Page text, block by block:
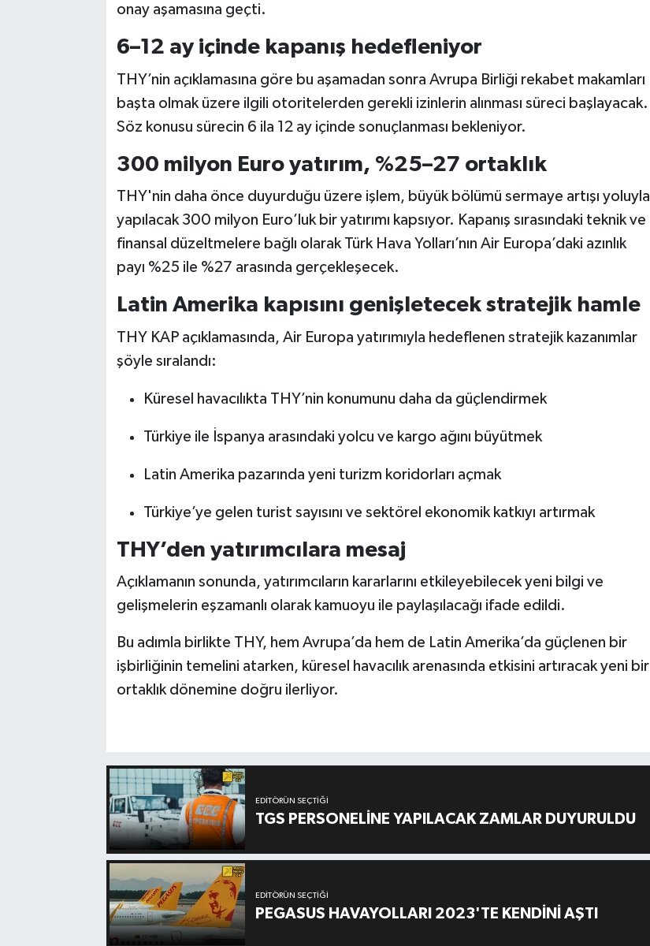
onay aşamasına geçti.
6–12 ay içinde kapanış hedefleniyor
THY’nin açıklamasına göre bu aşamadan sonra Avrupa Birliği rekabet makamları
başta olmak üzere ilgili otoritelerden gerekli izinlerin alınması süreci başlayacak.
Söz konusu sürecin 6 ila 12 ay içinde sonuçlanması bekleniyor.
300 milyon Euro yatırım, %25–27 ortaklık
THY'nin daha önce duyurduğu üzere işlem, büyük bölümü sermaye artışı yoluyla
yapılacak 300 milyon Euro’luk bir yatırımı kapsıyor. Kapanış sırasındaki teknik ve
finansal düzeltmelere bağlı olarak Türk Hava Yolları’nın Air Europa’daki azınlık
payı %25 ile %27 arasında gerçekleşecek.
Latin Amerika kapısını genişletecek stratejik hamle
THY KAP açıklamasında, Air Europa yatırımıyla hedeflenen stratejik kazanımlar
şöyle sıralandı:
Küresel havacılıkta THY’nin konumunu daha da güçlendirmek
Türkiye ile İspanya arasındaki yolcu ve kargo ağını büyütmek
Latin Amerika pazarında yeni turizm koridorları açmak
Türkiye’ye gelen turist sayısını ve sektörel ekonomik katkıyı artırmak
THY’den yatırımcılara mesaj
Açıklamanın sonunda, yatırımcıların kararlarını etkileyebilecek yeni bilgi ve
gelişmelerin eşzamanlı olarak kamuoyu ile paylaşılacağı ifade edildi.
Bu adımla birlikte THY, hem Avrupa’da hem de Latin Amerika’da güçlenen bir
işbirliğinin temelini atarken, küresel havacılık arenasında etkisini artıracak yeni bir
ortaklık dönemine doğru ilerliyor.
EDITÖRÜN SEÇTIĞI
TGS PERSONELİNE YAPILACAK ZAMLAR DUYURULDU
EDITÖRÜN SEÇTIĞI
PEGASUS HAVAYOLLARI 2023'TE KENDİNİ AŞTI